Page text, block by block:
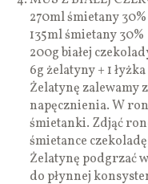
270ml śmietany
135ml śmietany 30%
200g białej
6g żelatyny + 1
Żelatynę zalewamy
napęcznienia. W
śmietanki. Zdjąć
śmietance
Żelatynę podgrzać
do płynnej